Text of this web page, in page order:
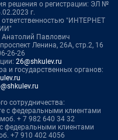
решения о регистрации: ЭЛ №
г.
ответственностью "ИНТЕРНЕТ
Павлович
Ленина, 26А, стр.2, 16
26-26
26@shkulev.ru
и государственных органов:
сотрудничества:
с федеральными клиентами
моб. + 7 982 640 34 32
федеральными клиентами
+7 910 402 4056